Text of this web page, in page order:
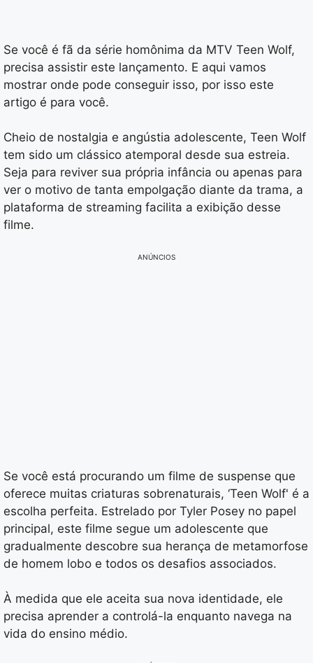
Se você é fã da série homônima da MTV Teen Wolf,
precisa assistir este lançamento. E aqui vamos
mostrar onde pode conseguir isso, por isso este
artigo é para você.
Cheio de nostalgia e angústia adolescente, Teen Wolf
tem sido um clássico atemporal desde sua estreia.
Seja para reviver sua própria infância ou apenas para
ver o motivo de tanta empolgação diante da trama, a
plataforma de streaming facilita a exibição desse
filme.
ANÚNCIOS
Se você está procurando um filme de suspense que
oferece muitas criaturas sobrenaturais, ‘Teen Wolf' é a
escolha perfeita. Estrelado por Tyler Posey no papel
principal, este filme segue um adolescente que
gradualmente descobre sua herança de metamorfose
de homem lobo e todos os desafios associados.
À medida que ele aceita sua nova identidade, ele
precisa aprender a controlá-la enquanto navega na
vida do ensino médio.